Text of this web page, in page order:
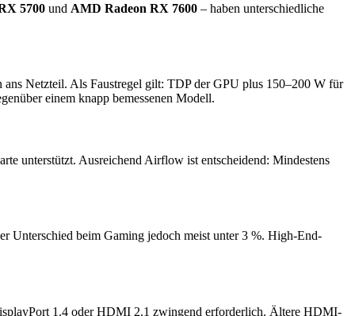
5700 und AMD Radeon RX 7600 – haben unterschiedliche
ans Netzteil. Als Faustregel gilt: TDP der GPU plus 150–200 W für
einem knapp bemessenen Modell.
unterstützt. Ausreichend Airflow ist entscheidend: Mindestens
Unterschied beim Gaming jedoch meist unter 3 %. High-End-
1.4 oder HDMI 2.1 zwingend erforderlich. Ältere HDMI-